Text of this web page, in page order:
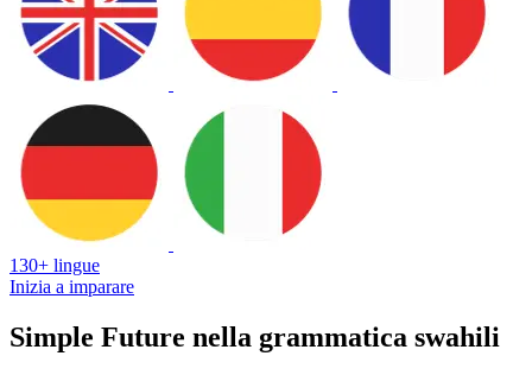
130+ lingue
Inizia a imparare
Simple Future nella grammatica swahili